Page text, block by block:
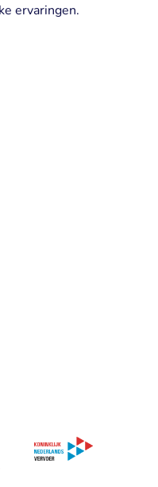
ervaringen.